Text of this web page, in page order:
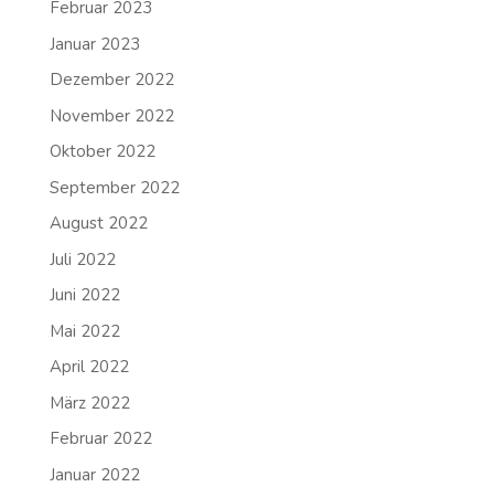
Februar 2023
Januar 2023
Dezember 2022
November 2022
Oktober 2022
September 2022
August 2022
Juli 2022
Juni 2022
Mai 2022
April 2022
März 2022
Februar 2022
Januar 2022